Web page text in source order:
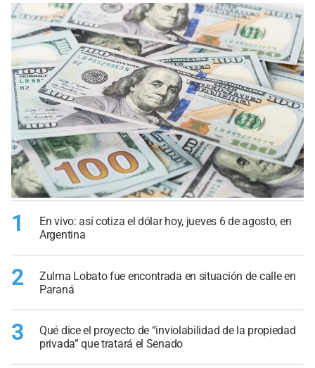
1
En vivo: así cotiza el dólar hoy, jueves 6 de agosto, en
Argentina
2
Zulma Lobato fue encontrada en situación de calle en
Paraná
3
Qué dice el proyecto de “inviolabilidad de la propiedad
privada” que tratará el Senado